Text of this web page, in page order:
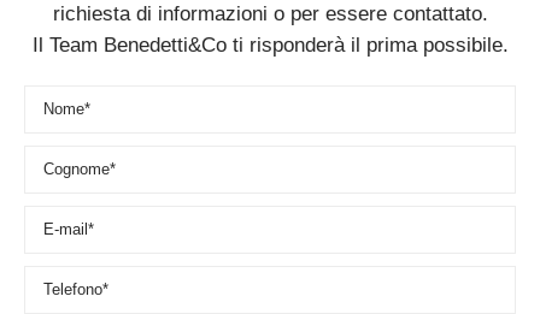
richiesta di informazioni o per essere contattato.
Il Team Benedetti&Co ti risponderà il prima possibile.